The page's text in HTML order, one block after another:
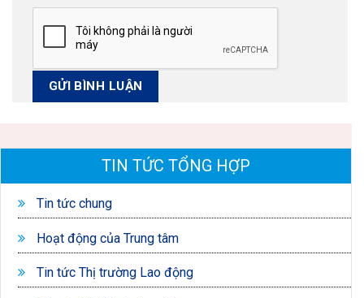
TIN TỨC TỔNG HỢP
Tin tức chung
Hoạt động của Trung tâm
Tin tức Thị trường Lao động